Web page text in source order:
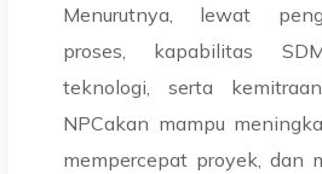
Menurutnya, lewat
proses, kapabilitas
teknologi, serta
NPCakan mampu
mempercepat proyek, dan